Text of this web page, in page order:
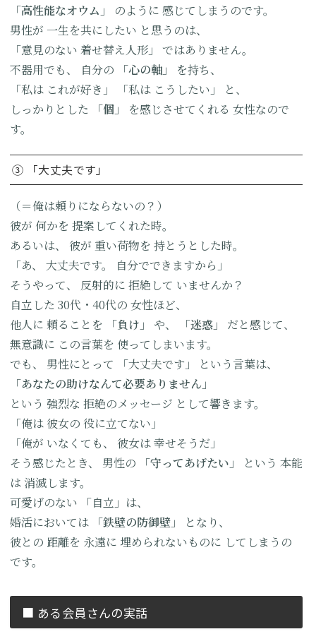
「高性能なオウム」 のように 感じてしまうのです。
男性が 一生を共にしたい と思うのは、
「意見のない 着せ替え人形」
ではありません。
不器用でも、
自分の 「心の軸」
を持ち、
「私は これが好き」 「私は こうしたい」
と、
しっかりとした
「個」 を感じさせてくれる 女性なので
す。
③ 「大丈夫です」
（＝俺は頼りにならないの？）
彼が 何かを 提案してくれた時。
あるいは、
彼が 重い荷物を 持とうとした時。
「あ、
大丈夫です。
自分でできますから」
そうやって、
反射的に 拒絶して いませんか？
自立した 30代・40代の 女性ほど、
他人に 頼ることを 「負け」 や、 「迷惑」
だと感じて、
無意識に この言葉を 使ってしまいます。
でも、
男性にとって 「大丈夫です」
という言葉は、
「あなたの助けなんて必要ありません」
という 強烈な 拒絶のメッセージ として響きます。
「俺は 彼女の 役に立てない」
「俺が いなくても、 彼女は幸せそうだ」
そう感じたとき、
男性の 「守ってあげたい」 という 本能
は 消滅します。
可愛げのない
「自立」は、
婚活においては
「鉄壁の防御壁」
となり、
彼との 距離を 永遠に 埋められないものに してしまうの
です。
■ ある会員さんの実話